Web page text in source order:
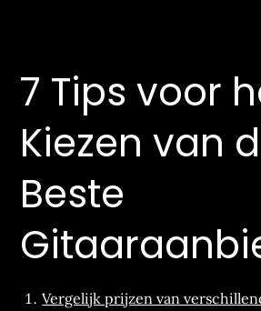
7 Tips voor
Kiezen van
Beste
Vergelijk prijzen van